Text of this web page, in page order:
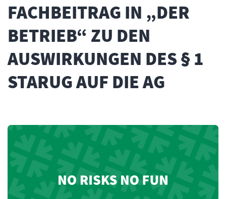
FACHBEITRAG IN „DER
BETRIEB“ ZU DEN
AUSWIRKUNGEN DES § 1
STARUG AUF DIE AG